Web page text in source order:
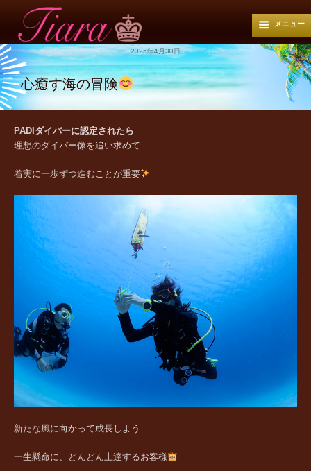
メニュー
2025年4月30日
心癒す海の冒険
PADIダイバーに認定されたら
理想のダイバー像を追い求めて
着実に一歩ずつ進むことが重要
新たな風に向かって成長しよう
一生懸命に、どんどん上達するお客様